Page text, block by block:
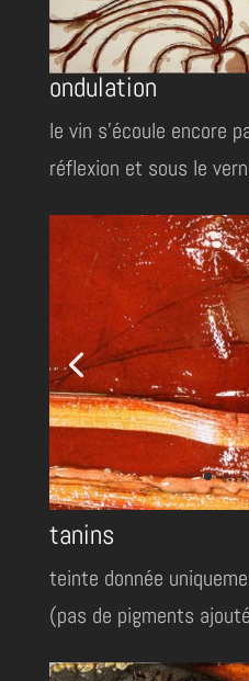
ondulation
le vin s'écoule encore
réflexion et sous le
tanins
teinte donnée
(pas de pigments